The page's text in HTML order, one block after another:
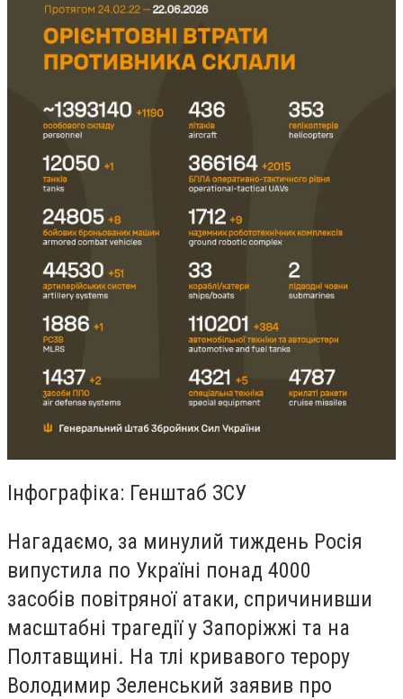
Інфографіка: Генштаб ЗСУ
Нагадаємо, за минулий тиждень Росія
випустила по Україні понад 4000
засобів повітряної атаки, спричинивши
масштабні трагедії у Запоріжжі та на
Полтавщині. На тлі кривавого терору
Володимир Зеленський заявив про